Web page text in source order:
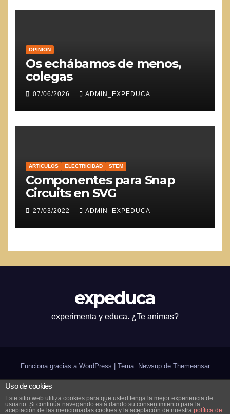
OPINION
Os echábamos de menos,
colegas
07/06/2026 ADMIN_EXPEDUCA
ARTICULOS ELECTRICIDAD STEM
Componentes para Snap
Circuits en SVG
27/03/2022 ADMIN_EXPEDUCA
expeduca
experimenta y educa. ¿Te animas?
Funciona gracias a WordPress Tema: Newsup de Themeansar
Inicio ¿expeduca?
Contáctanos
Uso de cookies
Este sitio web utiliza cookies para que usted tenga la mejor experiencia de
usuario. Si continúa navegando está dando su consentimiento para la
aceptación de las mencionadas cookies y la aceptación de nuestra política de